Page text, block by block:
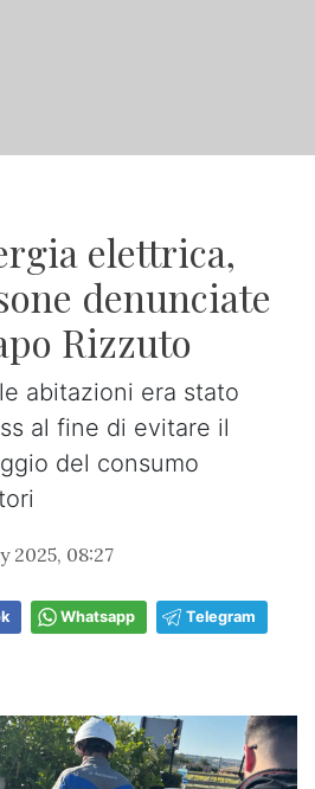
elettrica,
denunciate
Rizzuto
abitazioni era stato
al fine di evitare il
del consumo
2025, 08:27
Whatsapp Telegram